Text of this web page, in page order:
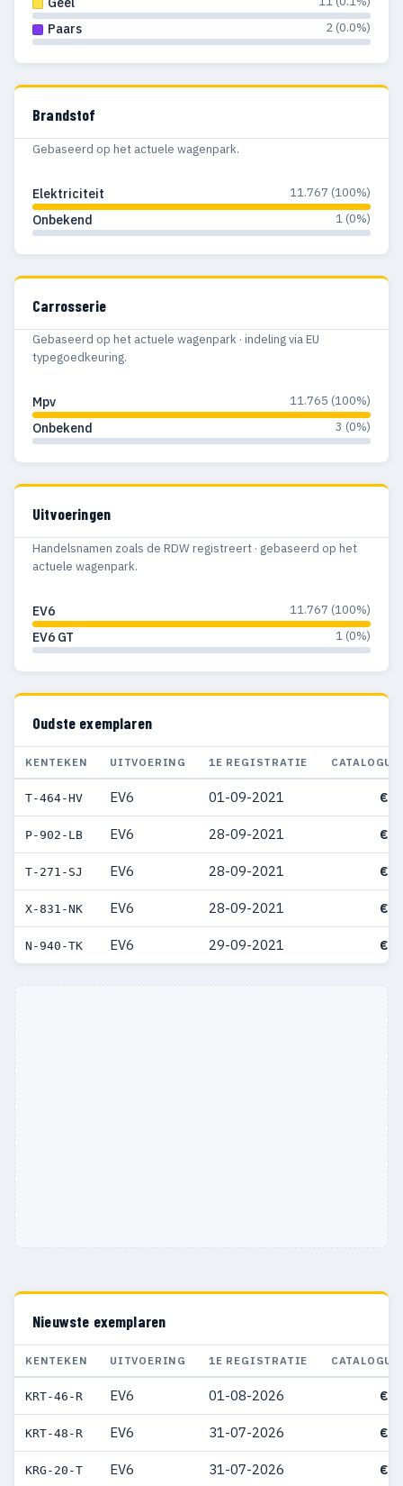
Paars 2 (0.0%)
Brandstof
Gebaseerd op het actuele wagenpark.
Elektriciteit 11.767 (100%)
Onbekend 1 (0%)
Carrosserie
Gebaseerd op het actuele wagenpark · indeling via EU
typegoedkeuring.
Mpv 11.765 (100%)
Onbekend 3 (0%)
Uitvoeringen
Handelsnamen zoals de RDW registreert · gebaseerd op het
actuele wagenpark.
EV6 11.767 (100%)
EV6 GT 1 (0%)
Oudste exemplaren
KENTEKEN UITVOERING 1E REGISTRATIE
T-464-HV EV6 01-09-2021 €
P-902-LB EV6 28-09-2021 €
T-271-SJ EV6 28-09-2021 €
X-831-NK EV6 28-09-2021 €
N-940-TK EV6 29-09-2021 €
Nieuwste exemplaren
KENTEKEN UITVOERING 1E REGISTRATIE
KRT-46-R EV6 01-08-2026 €
KRT-48-R EV6 31-07-2026 €
KRG-20-T EV6 31-07-2026 €